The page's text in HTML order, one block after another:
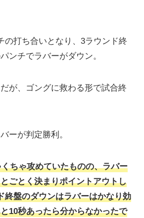
の打ち合いとなり、3ラウンド終
ンチでラバーがダウン。
が、ゴングに救わる形で試合終
ーが判定勝利。
ちゃ攻めていたものの、ラバー
ごとく決まりポイントアウトし
終盤のダウンはラバーはかなり効
10秒あったら分からなかったで